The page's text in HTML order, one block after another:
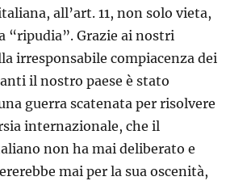
all’art. 11, non solo vieta,
“ripudia”. Grazie ai nostri
irresponsabile compiacenza dei
il nostro paese è stato
guerra scatenata per risolvere
internazionale, che il
non ha mai deliberato e
mai per la sua oscenità,